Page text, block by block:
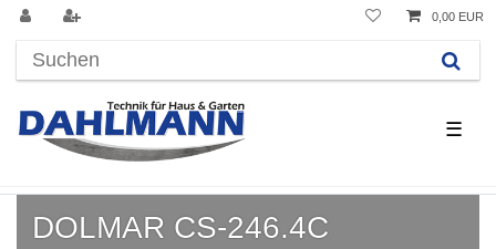
☰
0,00 EUR
DOLMAR CS-246.4C